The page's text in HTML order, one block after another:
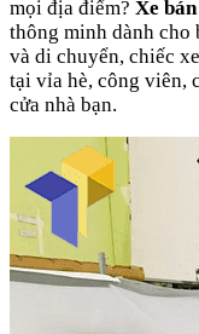
mọi địa điểm? Xe
thông minh dành
và di chuyển, chiếc
tại vỉa hè, công viên,
cửa nhà bạn.